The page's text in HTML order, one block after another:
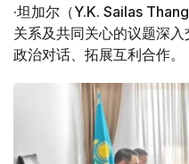
·坦加尔（Y.K. Sailas
关系及共同关心的议题深
政治对话、拓展互利合作。